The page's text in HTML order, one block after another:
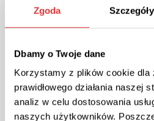
Zgoda Szczegóły
Dbamy o Twoje dane
Korzystamy z plików cookie dla
prawidłowego działania naszej
analiz w celu dostosowania
naszych użytkowników.
Wenn Sie noch mehrAktionen
möchten, besuchen Sie doch
Rabatio, bietet täglich
finden diese auf der Startseite
der Suche nach Ihrem
ausgewählte
um schon bei Ihrem nächsten
Besuchen Sie unsere Website